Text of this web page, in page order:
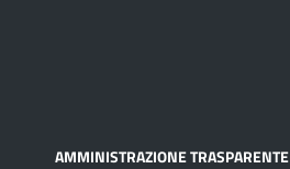
AMMINISTRAZIONE TRASPARENTE